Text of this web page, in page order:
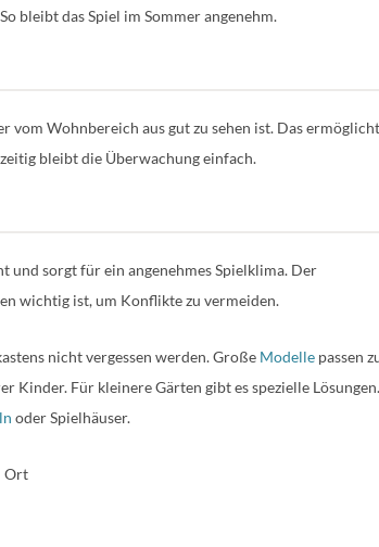
bleibt das Spiel im Sommer angenehm.
vom Wohnbereich aus gut zu sehen ist. Das ermöglicht
bleibt die Überwachung einfach.
sorgt für ein angenehmes Spielklima. Der
wichtig ist, um Konflikte zu vermeiden.
nicht vergessen werden. Große Modelle passen
Kinder. Für kleinere Gärten gibt es spezielle Lösungen.
oder Spielhäuser.
Ort